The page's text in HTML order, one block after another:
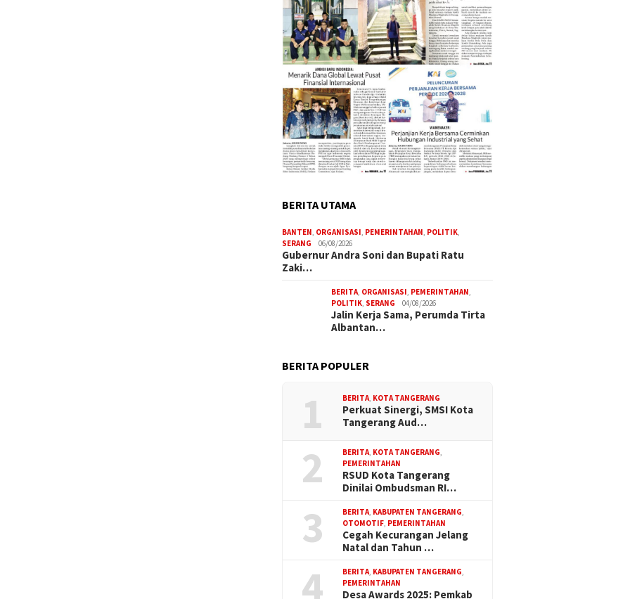
BERITA UTAMA
BANTEN, ORGANISASI, PEMERINTAHAN, POLITIK,
SERANG
06/08/2026
Gubernur Andra Soni dan Bupati Ratu
Zaki…
BERITA, ORGANISASI, PEMERINTAHAN,
POLITIK, SERANG 04/08/2026
Jalin Kerja Sama, Perumda Tirta
Albantan…
BERITA POPULER
1 BERITA, KOTA TANGERANG
Perkuat Sinergi, SMSI Kota
Tangerang Aud…
2 BERITA, KOTA TANGERANG,
PEMERINTAHAN
RSUD Kota Tangerang
Dinilai Ombudsman RI…
3 BERITA, KABUPATEN TANGERANG,
OTOMOTIF, PEMERINTAHAN
Cegah Kecurangan Jelang
Natal dan Tahun …
4 BERITA, KABUPATEN TANGERANG,
PEMERINTAHAN
Desa Awards 2025: Pemkab